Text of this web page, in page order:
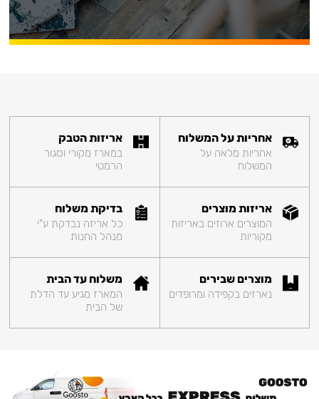
אחריות על המשלוח
אחריות מלאה על
המשלוח
אריזות הטבק
במארז מקורי וסגור
הרמטי
אריזות מוצרים
המוצרים ארוזים באריזות
מקוריות
בדיקת משלוח
כל אריזה נבדקת ע"י
מנהל החנות
מוצרים שבירים
נארזים בקפידה ומרופדים
משלוח עד הבית
המארז מגיע עד הדלת
של הבית